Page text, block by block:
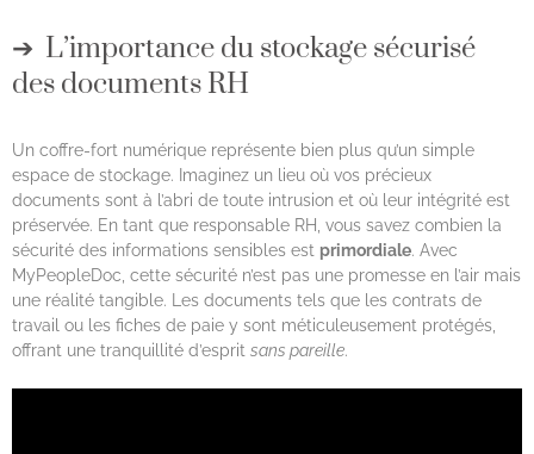
L’importance du stockage sécurisé
des documents RH
Un coffre-fort numérique représente bien plus qu’un simple
espace de stockage. Imaginez un lieu où vos précieux
documents sont à l’abri de toute intrusion et où leur intégrité est
préservée. En tant que responsable RH, vous savez combien la
sécurité des informations sensibles est primordiale. Avec
MyPeopleDoc, cette sécurité n’est pas une promesse en l’air mais
une réalité tangible. Les documents tels que les contrats de
travail ou les fiches de paie y sont méticuleusement protégés,
offrant une tranquillité d’esprit sans pareille.